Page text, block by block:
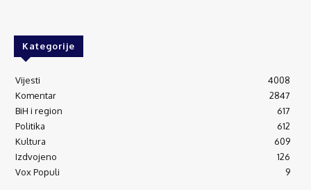
Kategorije
Vijesti
4008
Komentar
2847
BiH i region
617
Politika
612
Kultura
609
Izdvojeno
126
Vox Populi
9